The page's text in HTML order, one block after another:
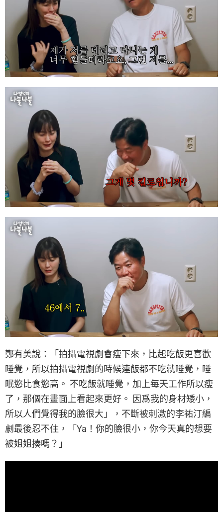
鄭有美說：「拍攝電視劇會瘦下來，比起吃飯更喜歡
睡覺，所以拍攝電視劇的時候連飯都不吃就睡覺，睡
眠慾比食慾高。 不吃飯就睡覺，加上每天工作所以瘦
了，那個在畫面上看起來更好。 因爲我的身材矮小，
所以人們覺得我的臉很大」，不斷被刺激的李祐汀編
劇最後忍不住，「Ya！你的臉很小，你今天真的想要
被姐姐揍嗎？」